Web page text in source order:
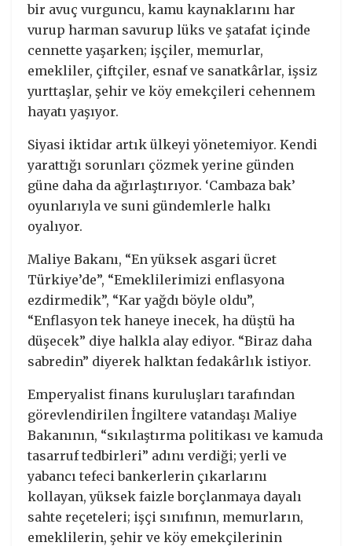
bir avuç vurguncu, kamu kaynaklarını har
vurup harman savurup lüks ve şatafat içinde
cennette yaşarken; işçiler, memurlar,
emekliler, çiftçiler, esnaf ve sanatkârlar, işsiz
yurttaşlar, şehir ve köy emekçileri cehennem
hayatı yaşıyor.
Siyasi iktidar artık ülkeyi yönetemiyor. Kendi
yarattığı sorunları çözmek yerine günden
güne daha da ağırlaştırıyor. ‘Cambaza bak’
oyunlarıyla ve suni gündemlerle halkı
oyalıyor.
Maliye Bakanı, “En yüksek asgari ücret
Türkiye’de”, “Emeklilerimizi enflasyona
ezdirmedik”, “Kar yağdı böyle oldu”,
“Enflasyon tek haneye inecek, ha düştü ha
düşecek” diye halkla alay ediyor. “Biraz daha
sabredin” diyerek halktan fedakârlık istiyor.
Emperyalist finans kuruluşları tarafından
görevlendirilen İngiltere vatandaşı Maliye
Bakanının, “sıkılaştırma politikası ve kamuda
tasarruf tedbirleri” adını verdiği; yerli ve
yabancı tefeci bankerlerin çıkarlarını
kollayan, yüksek faizle borçlanmaya dayalı
sahte reçeteleri; işçi sınıfının, memurların,
emeklilerin, şehir ve köy emekçilerinin